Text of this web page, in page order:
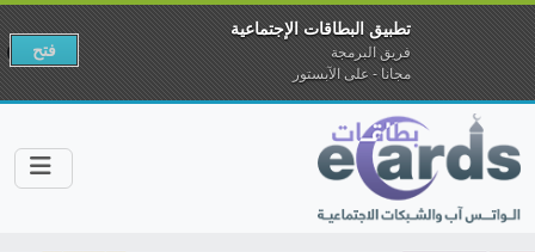
تطبيق البطاقات الإجتماعية
فريق البرمجة
مجانا - على الآبستور
فتح